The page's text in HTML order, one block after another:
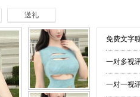
送礼
免费文字
一对多视
一对一视